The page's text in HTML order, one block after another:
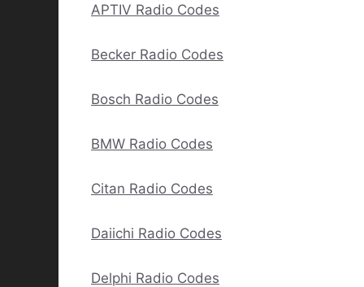
APTIV Radio Codes
Becker Radio Codes
Bosch Radio Codes
BMW Radio Codes
Citan Radio Codes
Daiichi Radio Codes
Delphi Radio Codes